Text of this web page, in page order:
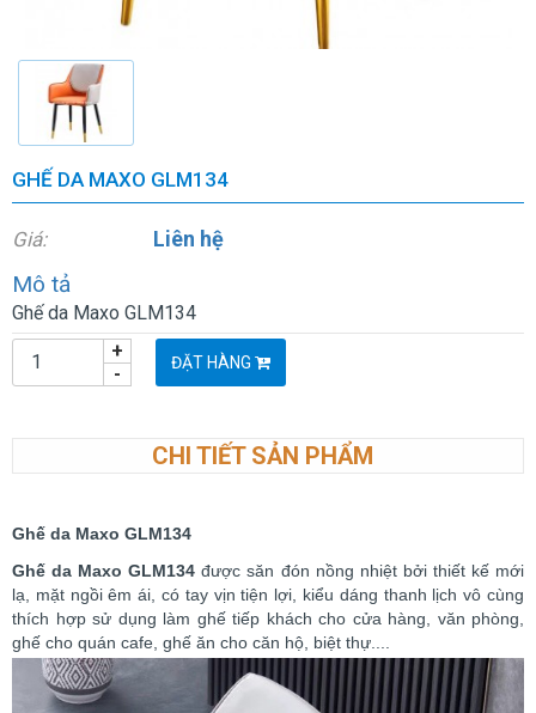
GHẾ DA MAXO GLM134
Giá: Liên hệ
Mô tả
Ghế da Maxo GLM134
-
+ ĐẶT HÀNG
CHI TIẾT SẢN PHẨM
Ghế da Maxo GLM134
Ghế da Maxo GLM134 được săn đón nồng nhiệt bởi thiết kế mới
lạ, mặt ngồi êm ái, có tay vịn tiện lợi, kiểu dáng thanh lịch vô cùng
thích hợp sử dụng làm ghế tiếp khách cho cửa hàng, văn phòng,
ghế cho quán cafe, ghế ăn cho căn hộ, biệt thự....